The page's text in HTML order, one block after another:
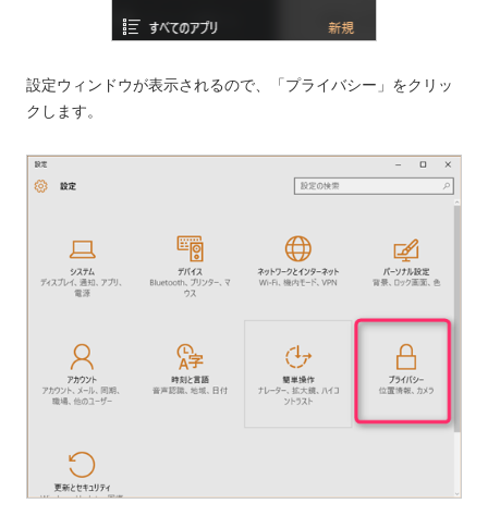
設定ウィンドウが表示されるので、「プライバシー」をクリッ
クします。